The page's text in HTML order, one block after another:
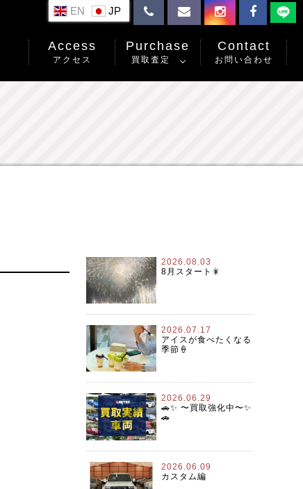
Access
アクセス
Purchase
買取査定
Contact
お問い合わせ
EN
2026.08.03
8月スタート🎇
2026.07.17
アイスが食べたくなる
季節🍦
2026.06.29
🚗✨ 〜買取強化中〜✨
🚗
2026.06.09
カスタム編